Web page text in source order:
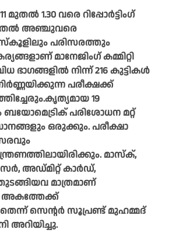
മുതൽ 1.30 വരെ റിപ്പോർട്ടിംഗ്
അഞ്ചുവരെ
പരിസരത്തും
മാനേജിംഗ് കമ്മിറ്റി
ഭാഗങ്ങളിൽ നിന്ന് 216 കുട്ടികൾ
പരീക്ഷക്ക്
19
പരിശോധന മറ്റ്
ഒരുക്കും. പരീക്ഷാ
മാസ്ക്,
അഡ്മിറ്റ് കാർഡ്,
മാത്രമാണ്
അകത്തേക്ക്
സെന്റർ സൂപ്രണ്ട് മുഹമ്മദ്
അറിയിച്ചു.